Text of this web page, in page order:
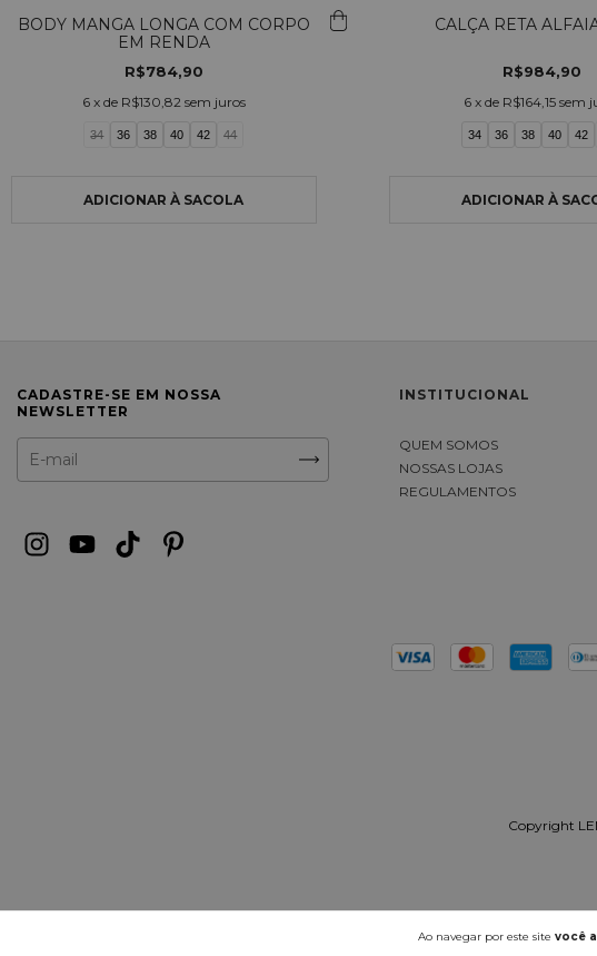
Ao navegar por este site você
BODY MANGA LONGA COM CORPO
EM RENDA
R$784,90
6 x de R$130,82 sem juros
34 36 38 40 42 44
CALÇA RETA
R$984,90
6 x de R$164,15 sem
34 36 38 40 42
CADASTRE-SE EM NOSSA
NEWSLETTER
INSTITUCIONAL
QUEM SOMOS
NOSSAS LOJAS
REGULAMENTOS
Copyright